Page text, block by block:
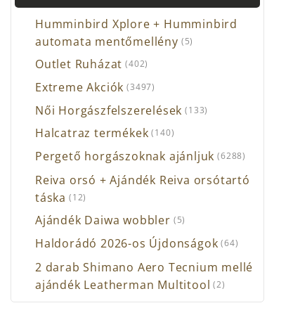
Humminbird Xplore + Humminbird
automata mentőmellény (5)
Outlet Ruházat (402)
Extreme Akciók (3497)
Női Horgászfelszerelések (133)
Halcatraz termékek (140)
Pergető horgászoknak ajánljuk (6288)
Reiva orsó + Ajándék Reiva orsótartó
táska (12)
Ajándék Daiwa wobbler (5)
Haldorádó 2026-os Újdonságok (64)
2 darab Shimano Aero Tecnium mellé
ajándék Leatherman Multitool (2)